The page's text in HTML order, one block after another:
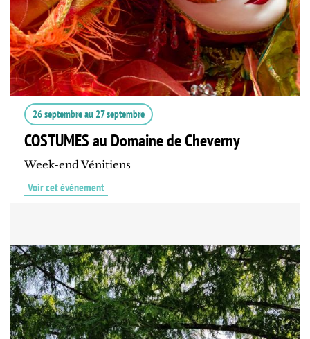
26 septembreau 27 septembre
COSTUMES au Domaine de Cheverny
Week-end Vénitiens
Voir cet événement